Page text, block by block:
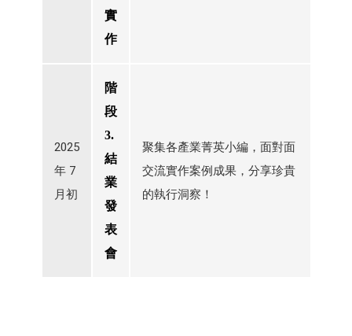
實
作
2025
年 7
月初
階
段
3.
結
業
發
表
會
聚集各產業菁英小編，面對面
交流實作案例成果，分享珍貴
的執行洞察！